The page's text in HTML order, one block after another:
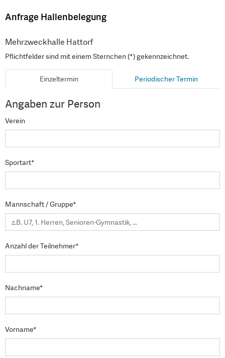
Anfrage Hallenbelegung
Mehrzweckhalle Hattorf
Pflichtfelder sind mit einem Sternchen (*) gekennzeichnet.
Einzeltermin Periodischer Termin
Angaben zur Person
Verein
Sportart*
Mannschaft / Gruppe*
Anzahl der Teilnehmer*
Nachname*
Vorname*